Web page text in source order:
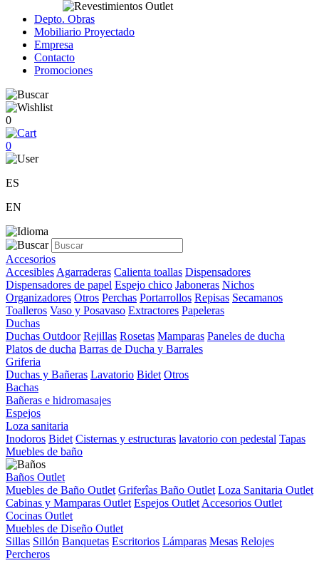
Depto. Obras
Mobiliario Proyectado
Empresa
Contacto
Promociones
0
0
ES
EN
Accesorios
Accesibles Agarraderas Calienta toallas Dispensadores
Dispensadores de papel Espejo chico Jaboneras Nichos
Organizadores Otros Perchas Portarrollos Repisas Secamanos
Toalleros Vaso y Posavaso Extractores Papeleras
Duchas
Duchas Outdoor Rejillas Rosetas Mamparas Paneles de ducha
Platos de ducha Barras de Ducha y Barrales
Griferia
Duchas y Bañeras Lavatorio Bidet Otros
Bachas
Bañeras e hidromasajes
Espejos
Loza sanitaria
Inodoros Bidet Cisternas y estructuras lavatorio con pedestal Tapas
Muebles de baño
Baños Outlet
Muebles de Baño Outlet Griferîas Baño Outlet Loza Sanitaria Outlet
Cabinas y Mamparas Outlet Espejos Outlet Accesorios Outlet
Cocinas Outlet
Muebles de Diseño Outlet
Sillas Sillón Banquetas Escritorios Lámparas Mesas Relojes
Percheros